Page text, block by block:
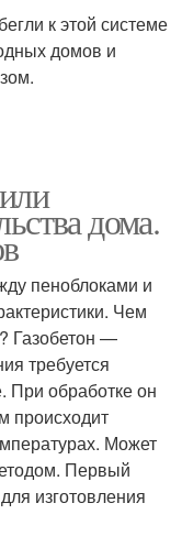
к этой системе
домов и
дома.
пеноблоками и
Чем
Газобетон —
требуется
При обработке он
происходит
Может
Первый
изготовления